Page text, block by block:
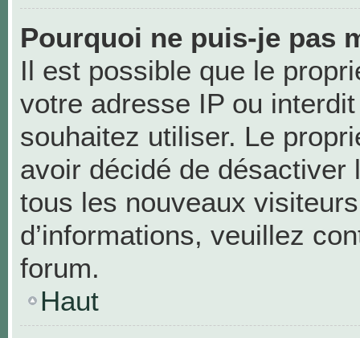
Pourquoi ne puis-je pas
Il est possible que le
votre adresse IP ou
souhaitez utiliser. Le
avoir décidé de désactiver
tous les nouveaux
d’informations, veuillez
forum.
Haut